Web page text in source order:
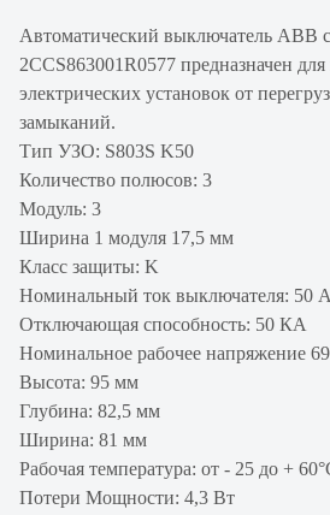
Автоматический выключатель ABB
2CCS863001R0577 предназначен
электрических установок от
замыканий.
Тип УЗО: S803S K50
Количество полюсов: 3
Модуль: 3
Ширина 1 модуля 17,5 мм
Класс защиты: K
Номинальный ток выключателя: 50 А
Отключающая способность: 50 КА
Номинальное рабочее напряжение
Высота: 95 мм
Глубина: 82,5 мм
Ширина: 81 мм
Рабочая температура: от - 25 до +
Потери Мощности: 4,3 Вт